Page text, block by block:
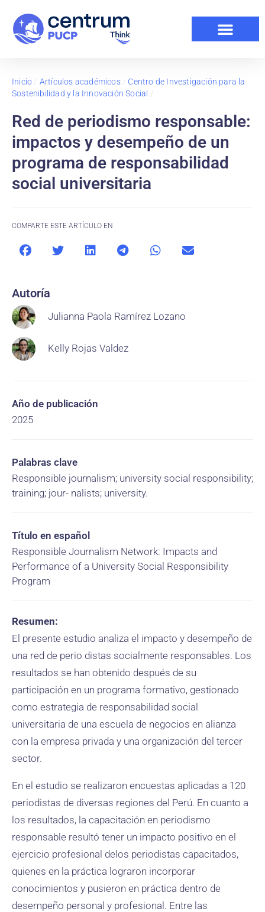
Inicio / Artículos académicos/ Centro de Investigación para la
Sostenibilidad y la Innovación Social /
Red de periodismo responsable:
impactos y desempeño de un
programa de responsabilidad
social universitaria
COMPARTE ESTE ARTÍCULO EN
Autoría
Julianna Paola Ramírez Lozano
Kelly Rojas Valdez
Año de publicación
2025
Palabras clave
Responsible journalism; university social responsibility;
training; jour- nalists; university.
Título en español
Responsible Journalism Network: Impacts and
Performance of a University Social Responsibility
Program
Resumen:
El presente estudio analiza el impacto y desempeño de
una red de perio distas socialmente responsables. Los
resultados se han obtenido después de su
participación en un programa formativo, gestionado
como estrategia de responsabilidad social
universitaria de una escuela de negocios en alianza
con la empresa privada y una organización del tercer
sector.
En el estudio se realizaron encuestas aplicadas a 120
periodistas de diversas regiones del Perú. En cuanto a
los resultados, la capacitación en periodismo
responsable resultó tener un impacto positivo en el
ejercicio profesional delos periodistas capacitados,
quienes en la práctica lograron incorporar
conocimientos y pusieron en práctica dentro de
desempeño personal y profesional. Entre las